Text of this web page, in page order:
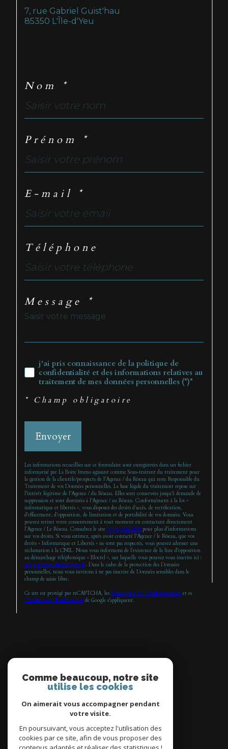
7, rue Gabriel Guist'hau
85350 L'Île-d'Yeu
Nom *
Prénom *
E-mail *
Téléphone
Message *
j'ai pris connaissance de la politique de
confidentialité et des informations relatives au
traitement de mes données personnelles (*)*
* Champ obligatoire
Envoyer
Les informations recueillies sur ce formulaire sont enregistrées dans un fichier
informatisé par La Boite Immo agissant comme Sous-traitant du traitement pour
la gestion de la clientèle/prospects de l'Agence / du Réseau qui reste Responsable du
Traitement de vos Données personnelles. La base légale du traitement repose sur
l'intérêt légitime de l'Agence / du Réseau. Elles sont conservées jusqu'à demande de
suppression et sont destinées à l'Agence / au Réseau. Conformément à la loi «
informatique et libertés », vous disposez des droits d’accès, de rectification,
d’effacement, d’opposition, de limitation et de portabilité de vos données. Vous
pouvez retirer votre consentement à tout moment en contactant directement
l’Agence / Le Réseau. Consultez le site https://cnil.fr/fr pour plus d’informations
sur vos droits. Si vous estimez, après avoir contacté l'Agence / le Réseau, que vos
droits « Informatique et Libertés » ne sont pas respectés, vous pouvez adresser une
réclamation à la CNIL. Nous vous informons de l’existence de la liste d'opposition
au démarchage téléphonique « Bloctel », sur laquelle vous pouvez vous inscrire ici :
https://www.bloctel.gouv.fr. Dans le cadre de la protection des Données
personnelles, nous vous invitons à ne pas inscrire de Données sensibles dans le
champ de saisie libre.
Ce site est protégé par reCAPTCHA, les Politiques de Confidentialité et es
Conditions d'utilisation de Google s'appliquent.
se connecter
Comme beaucoup, notre site
utilise les cookies
On aimerait vous accompagner pendant
votre visite.
En poursuivant, vous acceptez l'utilisation des
cookies par ce site, afin de vous proposer des